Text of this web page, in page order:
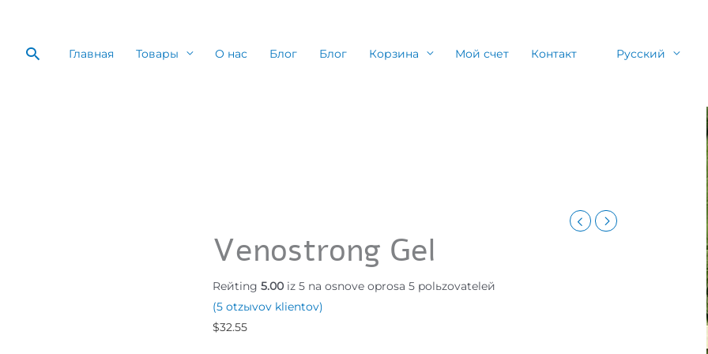
PoiskГлавная Товары О нас Блог Блог Корзина Мой счет Контакт Русский
Venostrong Gel
Reйting 5.00iz 5 na osnove oprosa 5polьzovateleй
(5otzыvov klientov)
$32.55